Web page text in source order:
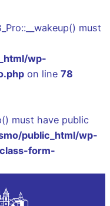
must
wp-
on line 78
must have public
public_html/wp-
form-